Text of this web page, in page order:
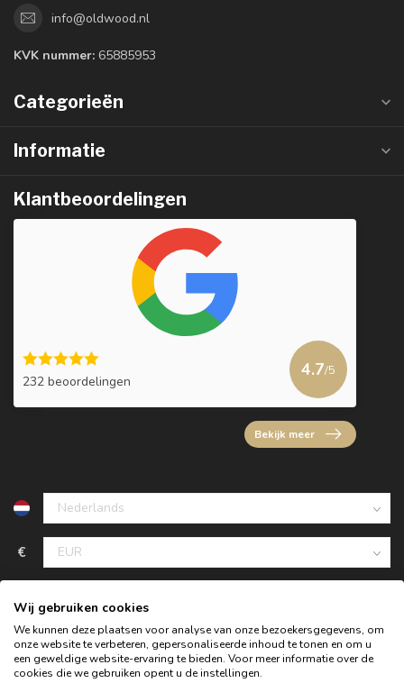
info@oldwood.nl
KVK nummer: 65885953
Categorieën
Informatie
Klantbeoordelingen
232 beoordelingen
4.7/5
Bekijk meer
€
Wij gebruiken cookies
We kunnen deze plaatsen voor analyse van onze bezoekersgegevens, om
onze website te verbeteren, gepersonaliseerde inhoud te tonen en om u
een geweldige website-ervaring te bieden. Voor meer informatie over de
cookies die we gebruiken opent u de instellingen.